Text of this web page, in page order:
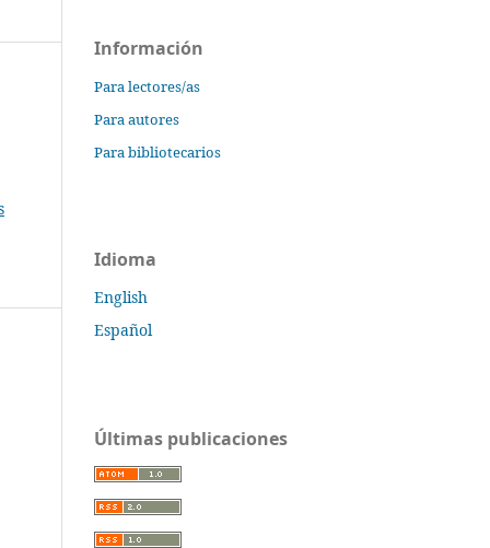
Información
Para lectores/as
Para autores
Para bibliotecarios
Idioma
English
Español
Últimas publicaciones